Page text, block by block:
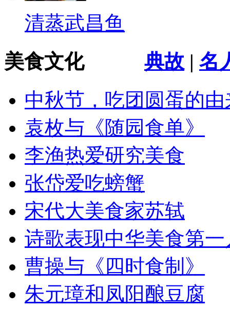
清蒸武昌鱼
美食文化 典故 | 名
中秋节，吃团圆蛋的由
袁枚与《随园食单》
李渔热爱研究美食
张岱爱吃螃蟹
宋代大美食家苏轼
诗歌表现中华美食第
曹操与《四时食制》
朱元璋和凤阳酿豆腐